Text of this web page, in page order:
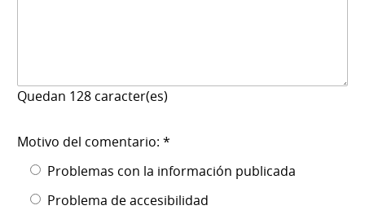
Quedan 128 caracter(es)
Motivo del comentario: *
Problemas con la información publicada
Problema de accesibilidad